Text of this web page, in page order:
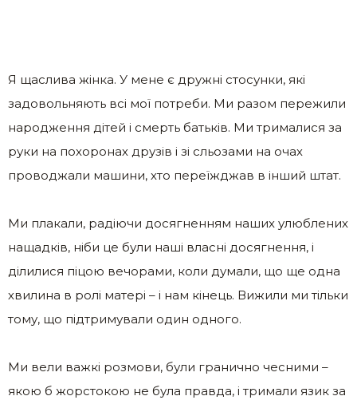
Я щаслива жінка. У мене є дружні стосунки, які
задовольняють всі мої потреби. Ми разом пережили
народження дітей і смерть батьків. Ми трималися за
руки на похоронах друзів і зі сльозами на очах
проводжали машини, хто переїжджав в інший штат.
Ми плакали, радіючи досягненням наших улюблених
нащадків, ніби це були наші власні досягнення, і
ділилися піцою вечорами, коли думали, що ще одна
хвилина в ролі матері – і нам кінець. Вижили ми тільки
тому, що підтримували один одного.
Ми вели важкі розмови, були гранично чесними –
якою б жорстокою не була правда, і тримали язик за